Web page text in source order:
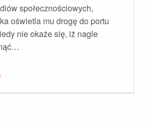
społecznościowych,
oświetla mu drogę do portu
nie okaże się, iż nagle